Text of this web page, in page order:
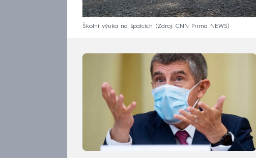
Školní výuka na špalcích Zdroj: CNN Prima NEWS